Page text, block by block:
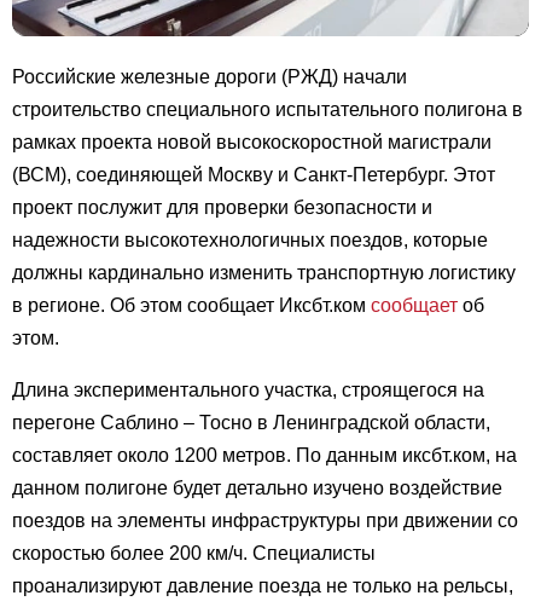
Российские железные дороги (РЖД) начали
строительство специального испытательного полигона в
рамках проекта новой высокоскоростной магистрали
(ВСМ), соединяющей Москву и Санкт-Петербург. Этот
проект послужит для проверки безопасности и
надежности высокотехнологичных поездов, которые
должны кардинально изменить транспортную логистику
в регионе. Об этом сообщает Иксбт.ком сообщает об
этом.
Длина экспериментального участка, строящегося на
перегоне Саблино – Тосно в Ленинградской области,
составляет около 1200 метров. По данным иксбт.ком, на
данном полигоне будет детально изучено воздействие
поездов на элементы инфраструктуры при движении со
скоростью более 200 км/ч. Специалисты
проанализируют давление поезда не только на рельсы,